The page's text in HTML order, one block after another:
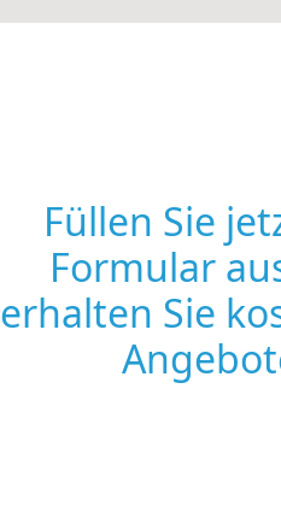
Füllen Sie
Formular
erhalten Sie